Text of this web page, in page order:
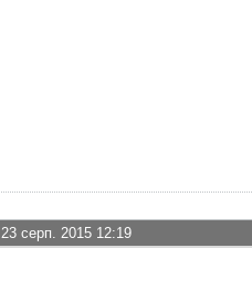
23 серп. 2015 12:19